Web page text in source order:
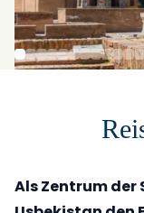
Als Zentrum